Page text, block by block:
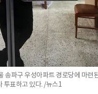
송파구 우성아파트 경로당에 마련
투표하고 있다. /뉴스1